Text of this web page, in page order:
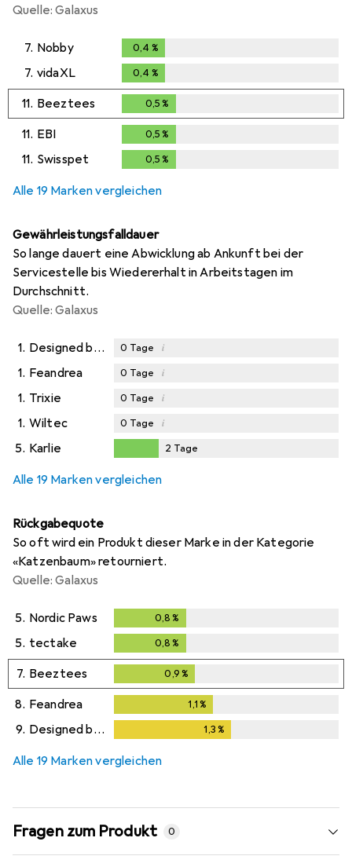
Quelle: Galaxus
7. Nobby 0,4 %
7. vidaXL 0,4 %
11. Beeztees 0,5 %
11. EBI 0,5 %
11. Swisspet 0,5 %
Alle 19 Marken vergleichen
Gewährleistungsfalldauer
So lange dauert eine Abwicklung ab Ankunft bei der
Servicestelle bis Wiedererhalt in Arbeitstagen im
Durchschnitt.
Quelle: Galaxus
1. Designed by Lotte 0 Tage i
1. Feandrea 0 Tage i
1. Trixie 0 Tage i
1. Wiltec 0 Tage i
5. Karlie 2 Tage
Alle 19 Marken vergleichen
Rückgabequote
So oft wird ein Produkt dieser Marke in der Kategorie
«Katzenbaum» retourniert.
Quelle: Galaxus
5. Nordic Paws 0,8 %
5. tectake 0,8 %
7. Beeztees 0,9 %
8. Feandrea 1,1 %
9. Designed by Lotte 1,3%
Alle 19 Marken vergleichen
Fragen zum Produkt 0